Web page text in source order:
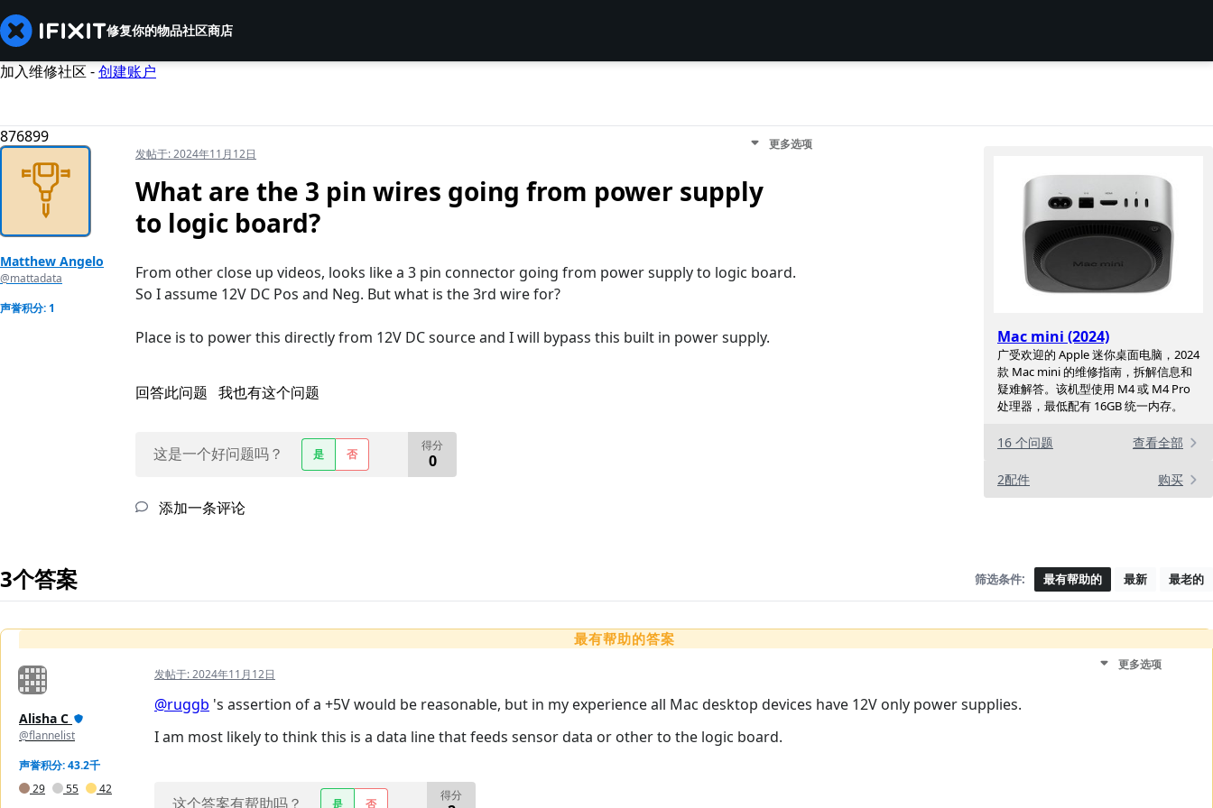
修复你的物品社区商店
加入维修社区 -创建账户
876899
Mac mini (2024)
广受欢迎的 Apple 迷你桌面电脑，2024
款 Mac mini 的维修指南，拆解信息和
疑难解答。该机型使用 M4 或 M4 Pro
处理器，最低配有 16GB 统一内存。
16 个问题 查看全部
2配件 购买
Matthew Angelo
@mattadata
声誉积分: 1
发帖于:2024年11月12日
更多选项
What are the 3 pin wires going from power supply
to logic board?
From other close up videos, looks like a 3 pin connector going from power supply to logic board.
So I assume 12V DC Pos and Neg. But what is the 3rd wire for?
Place is to power this directly from 12V DC source and I will bypass this built in power supply.
回答此问题 我也有这个问题
这是一个好问题吗？ 是 否
得分
0
添加一条评论
3个答案 筛选条件: 最有帮助的 最新 最老的
最有帮助的答案
Alisha C
@flannelist
声誉积分: 43.2千
29
55 42
发帖于:2024年11月12日
更多选项
@ruggb 's assertion of a +5V would be reasonable, but in my experience all Mac desktop devices have 12V only power supplies.
I am most likely to think this is a data line that feeds sensor data or other to the logic board.
这个答案有帮助吗？ 是 否
得分